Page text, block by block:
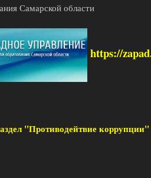
Самарской области
https://
"Противодейтвие